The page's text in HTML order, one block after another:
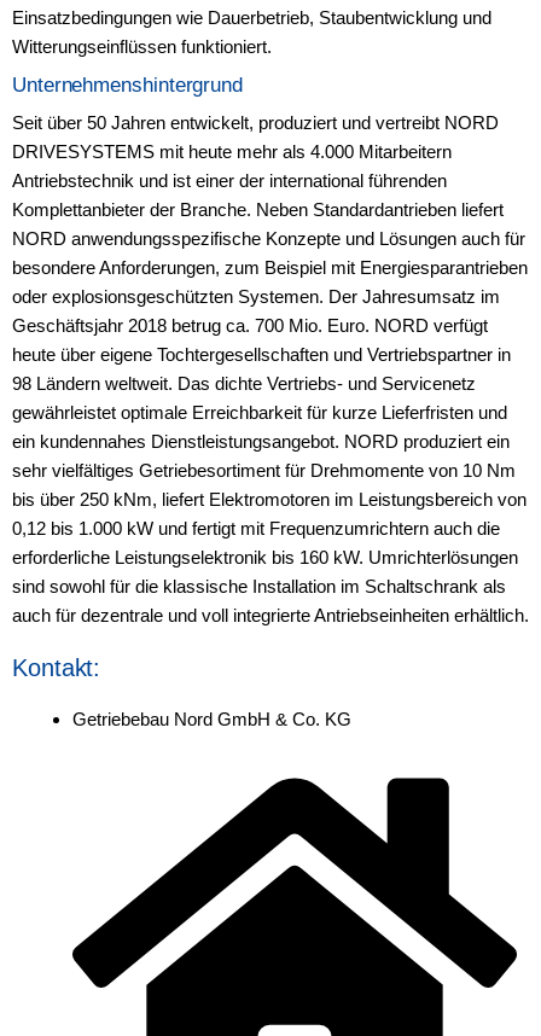
Einsatzbedingungen wie Dauerbetrieb, Staubentwicklung und
Witterungseinflüssen funktioniert.
Unternehmenshintergrund
Seit über 50 Jahren entwickelt, produziert und vertreibt NORD
DRIVESYSTEMS mit heute mehr als 4.000 Mitarbeitern
Antriebstechnik und ist einer der international führenden
Komplettanbieter der Branche. Neben Standardantrieben liefert
NORD anwendungsspezifische Konzepte und Lösungen auch für
besondere Anforderungen, zum Beispiel mit Energiesparantrieben
oder explosionsgeschützten Systemen. Der Jahresumsatz im
Geschäftsjahr 2018 betrug ca. 700 Mio. Euro. NORD verfügt
heute über eigene Tochtergesellschaften und Vertriebspartner in
98 Ländern weltweit. Das dichte Vertriebs- und Servicenetz
gewährleistet optimale Erreichbarkeit für kurze Lieferfristen und
ein kundennahes Dienstleistungsangebot. NORD produziert ein
sehr vielfältiges Getriebesortiment für Drehmomente von 10 Nm
bis über 250 kNm, liefert Elektromotoren im Leistungsbereich von
0,12 bis 1.000 kW und fertigt mit Frequenzumrichtern auch die
erforderliche Leistungselektronik bis 160 kW. Umrichterlösungen
sind sowohl für die klassische Installation im Schaltschrank als
auch für dezentrale und voll integrierte Antriebseinheiten erhältlich.
Kontakt:
Getriebebau Nord GmbH & Co. KG